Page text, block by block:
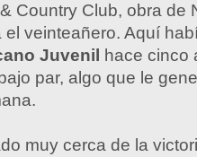
Country Club, obra de
veinteañero. Aquí
Juvenil
hace cinco
par, algo que le
muy cerca de la